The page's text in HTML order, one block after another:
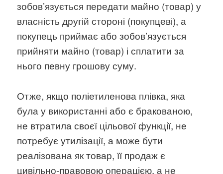
зобов’язується передати майно (товар) у
власність другій стороні (покупцеві), а
покупець приймає або зобов’язується
прийняти майно (товар) і сплатити за
нього певну грошову суму.
Отже, якщо поліетиленова плівка, яка
була у використанні або є бракованою,
не втратила своєї цільової функції, не
потребує утилізації, а може бути
реалізована як товар, її продаж є
цивільно-правовою операцією, а не